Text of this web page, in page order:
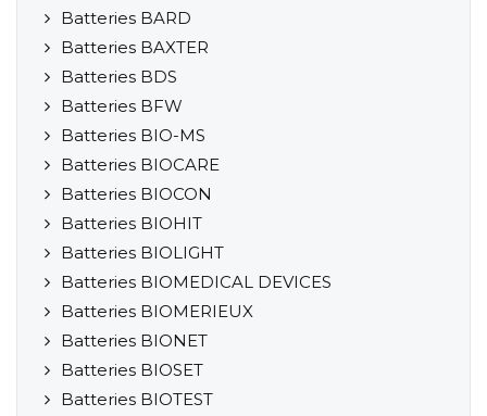
Batteries BARD
Batteries BAXTER
Batteries BDS
Batteries BFW
Batteries BIO-MS
Batteries BIOCARE
Batteries BIOCON
Batteries BIOHIT
Batteries BIOLIGHT
Batteries BIOMEDICAL DEVICES
Batteries BIOMERIEUX
Batteries BIONET
Batteries BIOSET
Batteries BIOTEST